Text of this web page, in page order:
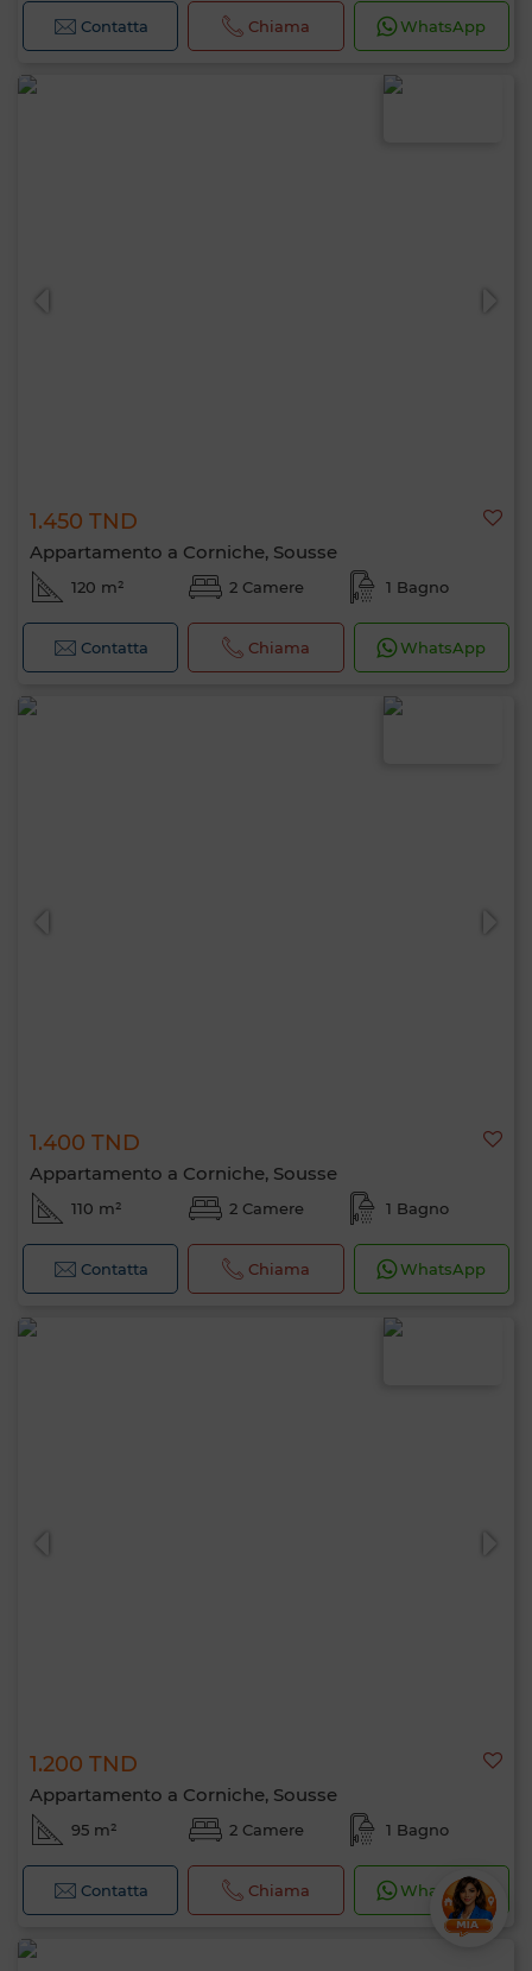
Contatta Chiama WhatsApp
1.450 TND
Appartamento a Corniche, Sousse
120 m² 2 Camere 1 Bagno
Contatta Chiama WhatsApp
1.400 TND
Appartamento a Corniche, Sousse
110 m² 2 Camere 1 Bagno
Contatta Chiama WhatsApp
1.200 TND
Appartamento a Corniche, Sousse
95 m² 2 Camere 1 Bagno
Contatta Chiama WhatsApp